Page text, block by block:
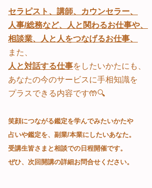
セラピスト、 講師、カウンセラー、
人事/総務など、
人と関わるお仕事や、
相談業、人と人をつなげるお仕事、
また、
人と対話する仕事をしたいかたにも、
あなたの今のサービスに手相知識を
プラスできる内容です🤲🔍
笑顔につながる鑑定を学んでみたいかたや
占いや鑑定を、副業/本業にしたいあなた。
受講生皆さまと相談での日程開催です。
ぜひ、次回開講の詳細お問合せください。